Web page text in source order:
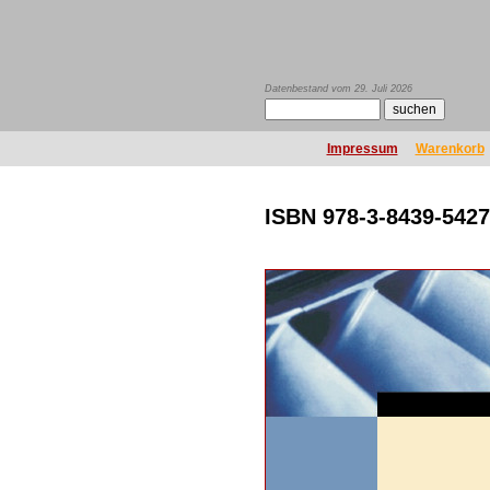
Datenbestand vom 29. Juli 2026
Impressum Warenkorb
ISBN 978-3-8439-